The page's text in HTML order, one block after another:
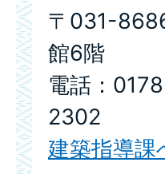
〒031-
館6階
電話：
2302
建築指導